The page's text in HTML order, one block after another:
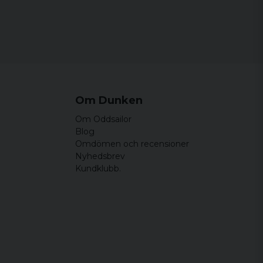
Om Dunken
Om Oddsailor
Blog
Omdömen och recensioner
Nyhedsbrev
Kundklubb.